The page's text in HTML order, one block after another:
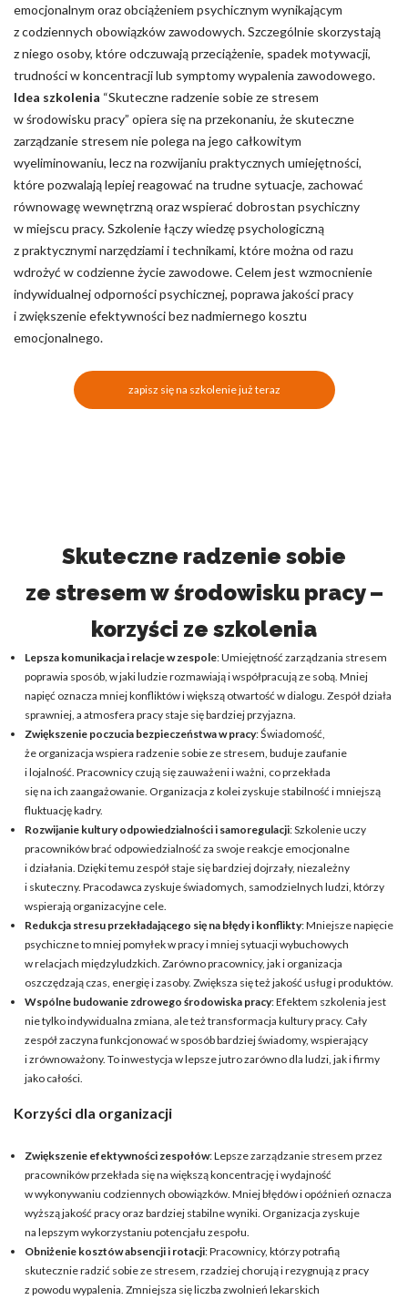
emocjonalnym oraz obciążeniem psychicznym wynikającym
z codziennych obowiązków zawodowych. Szczególnie skorzystają
z niego osoby, które odczuwają przeciążenie, spadek motywacji,
trudności w koncentracji lub symptomy wypalenia zawodowego.
Idea szkolenia “Skuteczne radzenie sobie ze stresem
w środowisku pracy” opiera się na przekonaniu, że skuteczne
zarządzanie stresem nie polega na jego całkowitym
wyeliminowaniu, lecz na rozwijaniu praktycznych umiejętności,
które pozwalają lepiej reagować na trudne sytuacje, zachować
równowagę wewnętrzną oraz wspierać dobrostan psychiczny
w miejscu pracy. Szkolenie łączy wiedzę psychologiczną
z praktycznymi narzędziami i technikami, które można od razu
wdrożyć w codzienne życie zawodowe. Celem jest wzmocnienie
indywidualnej odporności psychicznej, poprawa jakości pracy
i zwiększenie efektywności bez nadmiernego kosztu
emocjonalnego.
zapisz się na szkolenie już teraz
Skuteczne radzenie sobie
ze stresem w środowisku pracy –
korzyści ze szkolenia
Lepsza komunikacja i relacje w zespole: Umiejętność zarządzania stresem
poprawia sposób, w jaki ludzie rozmawiają i współpracują ze sobą. Mniej
napięć oznacza mniej konfliktów i większą otwartość w dialogu. Zespół działa
sprawniej, a atmosfera pracy staje się bardziej przyjazna.
Zwiększenie poczucia bezpieczeństwa w pracy: Świadomość,
że organizacja wspiera radzenie sobie ze stresem, buduje zaufanie
i lojalność. Pracownicy czują się zauważeni i ważni, co przekłada
się na ich zaangażowanie. Organizacja z kolei zyskuje stabilność i mniejszą
fluktuację kadry.
Rozwijanie kultury odpowiedzialności i samoregulacji: Szkolenie uczy
pracowników brać odpowiedzialność za swoje reakcje emocjonalne
i działania. Dzięki temu zespół staje się bardziej dojrzały, niezależny
i skuteczny. Pracodawca zyskuje świadomych, samodzielnych ludzi, którzy
wspierają organizacyjne cele.
Redukcja stresu przekładającego się na błędy i konflikty: Mniejsze napięcie
psychiczne to mniej pomyłek w pracy i mniej sytuacji wybuchowych
w relacjach międzyludzkich. Zarówno pracownicy, jak i organizacja
oszczędzają czas, energię i zasoby. Zwiększa się też jakość usług i produktów.
Wspólne budowanie zdrowego środowiska pracy: Efektem szkolenia jest
nie tylko indywidualna zmiana, ale też transformacja kultury pracy. Cały
zespół zaczyna funkcjonować w sposób bardziej świadomy, wspierający
i zrównoważony. To inwestycja w lepsze jutro zarówno dla ludzi, jak i firmy
jako całości.
Korzyści dla organizacji
Zwiększenie efektywności zespołów: Lepsze zarządzanie stresem przez
pracowników przekłada się na większą koncentrację i wydajność
w wykonywaniu codziennych obowiązków. Mniej błędów i opóźnień oznacza
wyższą jakość pracy oraz bardziej stabilne wyniki. Organizacja zyskuje
na lepszym wykorzystaniu potencjału zespołu.
Obniżenie kosztów absencji i rotacji: Pracownicy, którzy potrafią
skutecznie radzić sobie ze stresem, rzadziej chorują i rezygnują z pracy
z powodu wypalenia. Zmniejsza się liczba zwolnień lekarskich